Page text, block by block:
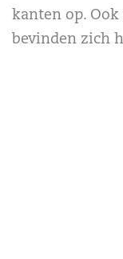
kanten op.
bevinden zich